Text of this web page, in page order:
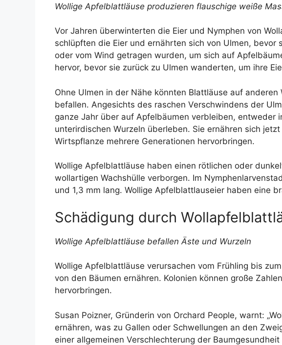
Wollige Apfelblattläuse produzieren flauschige weiße
Vor Jahren überwinterten die Eier und Nymphen von
schlüpften die Eier und ernährten sich von Ulmen,
oder vom Wind getragen wurden, um sich auf
hervor, bevor sie zurück zu Ulmen wanderten, um ihre
Ohne Ulmen in der Nähe könnten Blattläuse auf
befallen. Angesichts des raschen Verschwindens der
ganze Jahr über auf Apfelbäumen verbleiben, entweder
unterirdischen Wurzeln überleben. Sie ernähren sich
Wirtspflanze mehrere Generationen hervorbringen.
Wollige Apfelblattläuse haben einen rötlichen oder
wollartigen Wachshülle verborgen. Im
und 1,3 mm lang. Wollige Apfelblattlauseier haben eine
Schädigung durch
Wollige Apfelblattläuse befallen Äste und Wurzeln
Wollige Apfelblattläuse verursachen vom Frühling bis
von den Bäumen ernähren. Kolonien können große
hervorbringen.
Susan Poizner, Gründerin von Orchard People, warnt:
ernähren, was zu Gallen oder Schwellungen an den
einer allgemeinen Verschlechterung der